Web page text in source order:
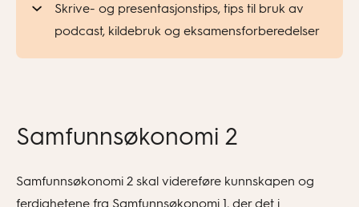
Skrive- og presentasjonstips, tips til bruk av
podcast, kildebruk og eksamensforberedelser
Samfunnsøkonomi 2
Samfunnsøkonomi 2 skal videreføre kunnskapen og
ferdighetene fra Samfunnsøkonomi 1, der det i